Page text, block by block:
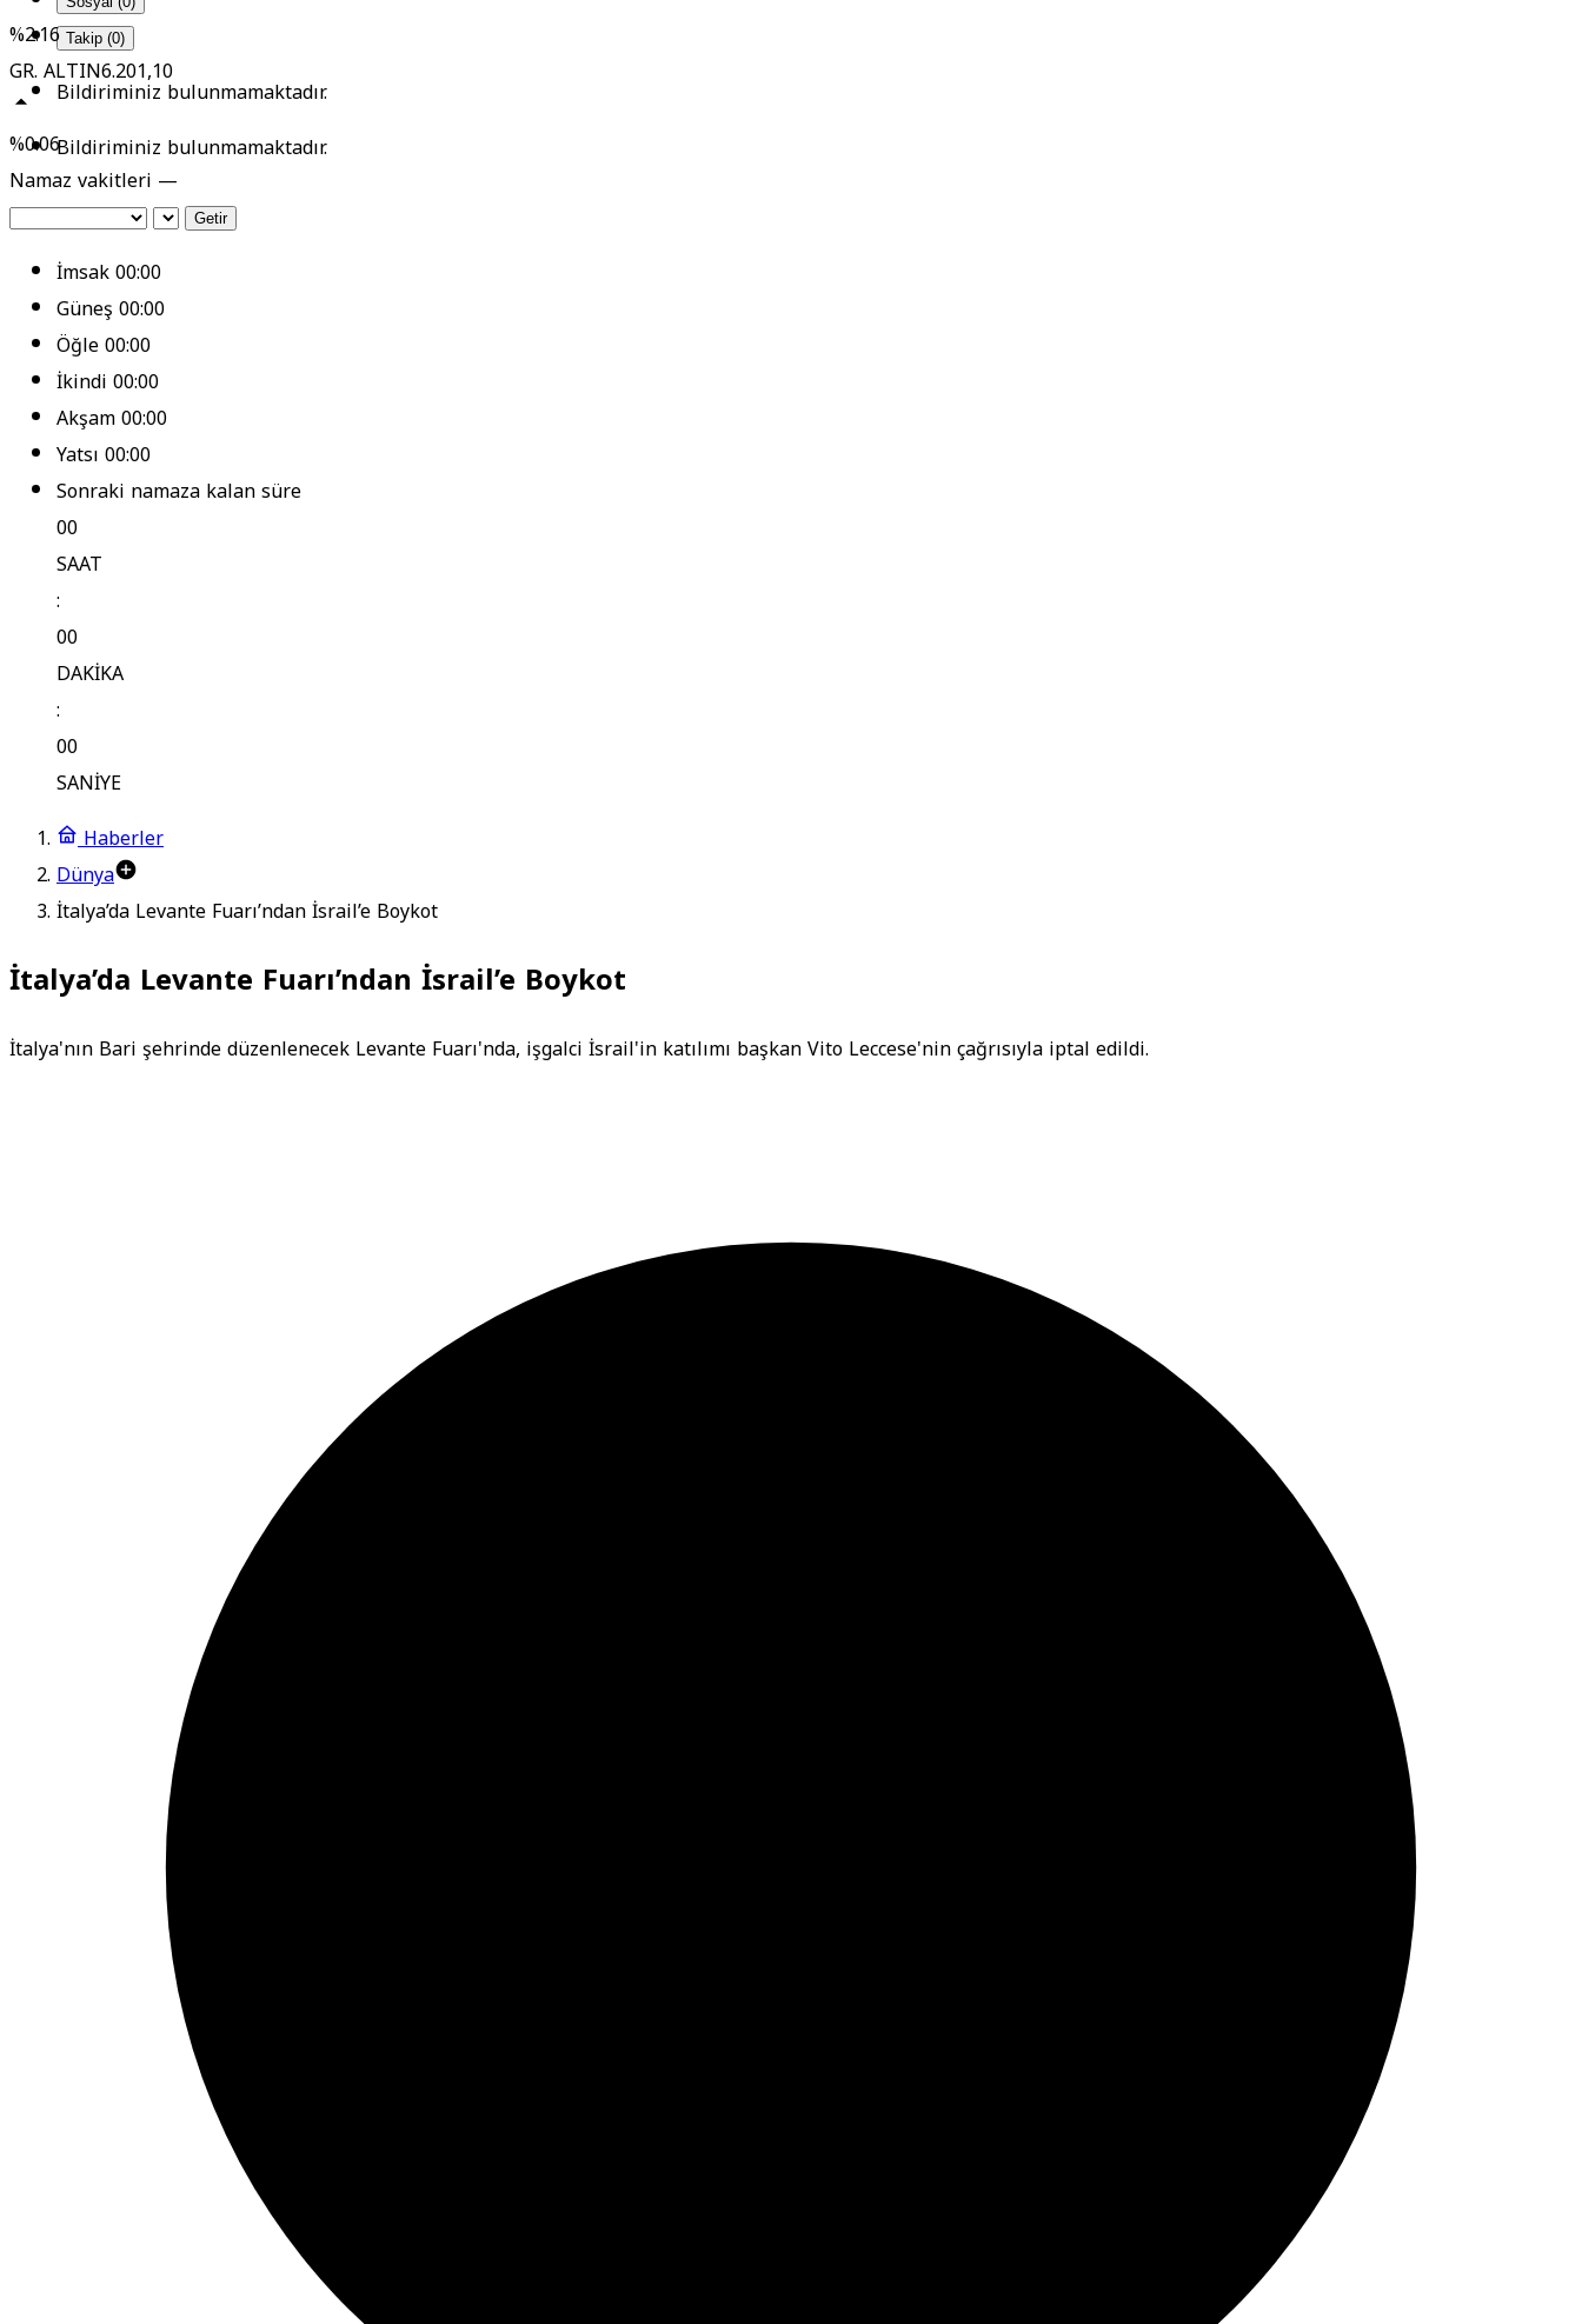
Takip (0)
Bildiriminiz bulunmamaktadır.
Bildiriminiz bulunmamaktadır.
%2.16
GR. ALTIN6.201,10
%0.06
Namaz vakitleri —
Getir
İmsak00:00
Güneş00:00
Öğle00:00
İkindi00:00
Akşam00:00
Yatsı00:00
Sonraki namaza kalan süre
00
SAAT
:
00
DAKİKA
:
00
SANİYE
Haberler
Dünya
İtalya’da Levante Fuarı’ndan İsrail’e Boykot
İtalya’da Levante Fuarı’ndan İsrail’e Boykot
İtalya'nın Bari şehrinde düzenlenecek Levante Fuarı'nda, işgalci İsrail'in katılımı başkan Vito Leccese'nin çağrısıyla iptal edildi.